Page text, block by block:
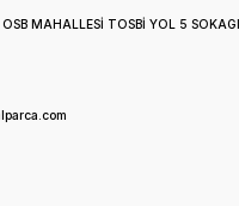
OSB MAHALLESİ TOSBİ YOL 5